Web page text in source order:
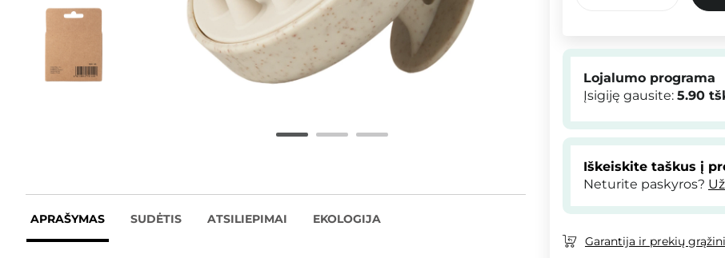
APRAŠYMAS SUDĖTIS ATSILIEPIMAI EKOLOGIJA
Lojalumo programa
Įsigiję gausite: 5.90
Iškeiskite taškus į
Neturite paskyros?
Garantija ir prekių